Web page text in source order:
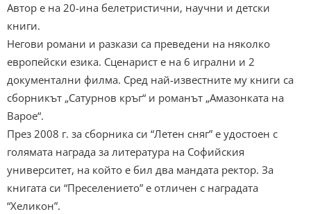
Автор е на 20-ина белетристични, научни и детски
книги.
Негови романи и разкази са преведени на няколко
европейски езика. Сценарист е на 6 игрални и 2
документални филма. Сред най-известните му книги са
сборникът „Сатурнов кръг“ и романът „Амазонката на
Варое“.
През 2008 г. за сборника си “Летен сняг” е удостоен с
голямата награда за литература на Софийския
университет, на който е бил два мандата ректор. За
книгата си “Преселението” е отличен с наградата
“Хеликон”.